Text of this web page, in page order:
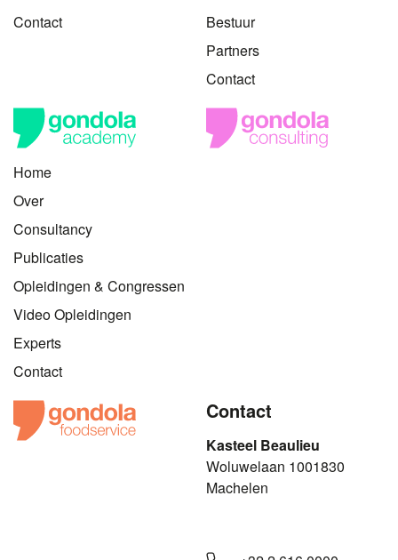
Contact
Bestuur
Partners
Contact
Home
Over
Consultancy
Publicaties
Opleidingen & Congressen
Video Opleidingen
Experts
Contact
Contact
Kasteel Beaulieu
​​​Woluwelaan 1001830
Machelen